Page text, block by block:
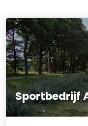
Sportbedrijf